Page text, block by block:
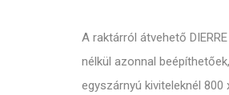
A raktárról átvehető
nélkül azonnal
egyszárnyú kiviteleknél